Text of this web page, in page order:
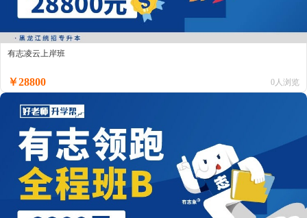
有志凌云上岸班
￥28800 0人浏览